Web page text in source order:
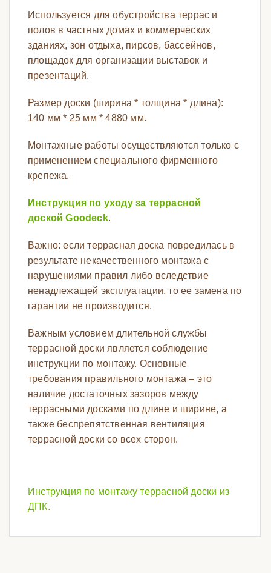
Используется для обустройства террас и
полов в частных домах и коммерческих
зданиях, зон отдыха, пирсов, бассейнов,
площадок для организации выставок и
презентаций.
Размер доски (ширина * толщина * длина):
140 мм * 25 мм * 4880 мм.
Монтажные работы осуществляются только с
применением специального фирменного
крепежа.
Инструкция по уходу за террасной
доской Goodeck.
Важно: если террасная доска повредилась в
результате некачественного монтажа с
нарушениями правил либо вследствие
ненадлежащей эксплуатации, то ее замена по
гарантии не производится.
Важным условием длительной службы
террасной доски является соблюдение
инструкции по монтажу. Основные
требования правильного монтажа – это
наличие достаточных зазоров между
террасными досками по длине и ширине, а
также беспрепятственная вентиляция
террасной доски со всех сторон.
Инструкция по монтажу террасной доски из
ДПК.